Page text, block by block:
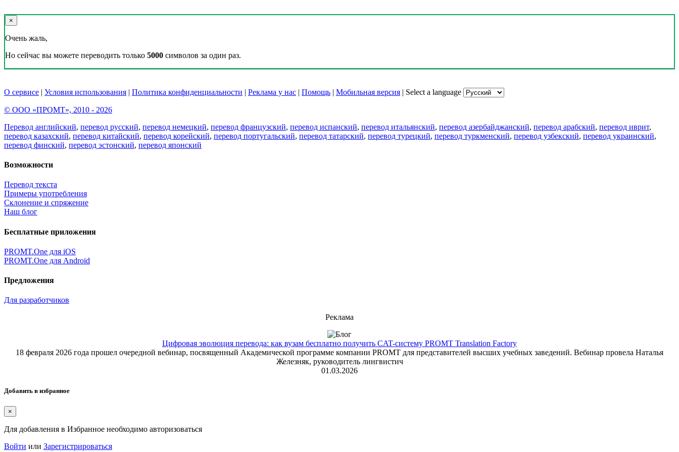
×
Очень жаль,
Но сейчас вы можете переводить только 5000 символов за один раз.
О сервисе | Условия использования | Политика конфиденциальности | Реклама у нас | Помощь | Мобильная версия | Select a language
© ООО «ПРОМТ», 2010 - 2026
Перевод английский, перевод русский, перевод немецкий, перевод французский, перевод испанский, перевод итальянский, перевод азербайджанский, перевод арабский, перевод иврит,
перевод казахский, перевод китайский, перевод корейский, перевод португальский, перевод татарский, перевод турецкий, перевод туркменский, перевод узбекский, перевод украинский,
перевод финский, перевод эстонский, перевод японский
Возможности
Перевод текста
Примеры употребления
Склонение и спряжение
Наш блог
Бесплатные приложения
PROMT.One для iOS
PROMT.One для Android
Предложения
Для разработчиков
Реклама
Цифровая эволюция перевода: как вузам бесплатно получить CAT-систему PROMT Translation Factory
18 февраля 2026 года прошел очередной вебинар, посвященный Академической программе компании PROMT для представителей высших учебных заведений. Вебинар провела Наталья
Железняк, руководитель лингвистич
01.03.2026
Добавить в избранное
×
Для добавления в Избранное необходимо авторизоваться
Войти или Зарегистрироваться